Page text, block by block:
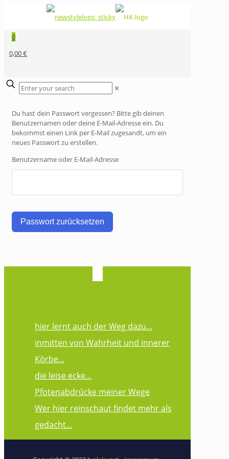
0
0,00 €
✕
Du hast dein Passwort vergessen? Bitte gib deinen
Benutzernamen oder deine E-Mail-Adresse ein. Du
bekommst einen Link per E-Mail zugesandt, um ein
neues Passwort zu erstellen.
Benutzername oder E-Mail-Adresse
Passwort zurücksetzen
hier lernt auch der Weg dazu...
inmitten von Wahrheit und innerer
Körbe...
die leise ecke...
Pfotenabdrücke meiner Wege
Wer hier reinschaut findet mehr als
gedacht...